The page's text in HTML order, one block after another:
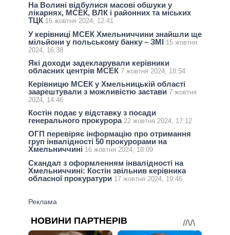
На Волині відбулися масові обшуки у
лікарнях, МСЕК, ВЛК і районних та міських
ТЦК 16 жовтня 2024, 12:41
У керівниці МСЕК Хмельниччини знайшли ще
мільйони у польському банку – ЗМІ 15 жовтня
2024, 16:38
Які доходи задекларували керівники
обласних центрів МСЕК 7 жовтня 2024, 18:54
Керівницю МСЕК у Хмельницькій області
заарештували з можливістю застави 7 жовтня
2024, 14:46
Костін подає у відставку з посади
генерального прокурора 22 жовтня 2024, 17:12
ОГП перевіряє інформацію про отримання
груп інвалідності 50 прокурорами на
Хмельниччині 16 жовтня 2024, 18:09
Скандал з оформленням інвалідності на
Хмельниччині: Костін звільнив керівника
обласної прокуратури 17 жовтня 2024, 19:46